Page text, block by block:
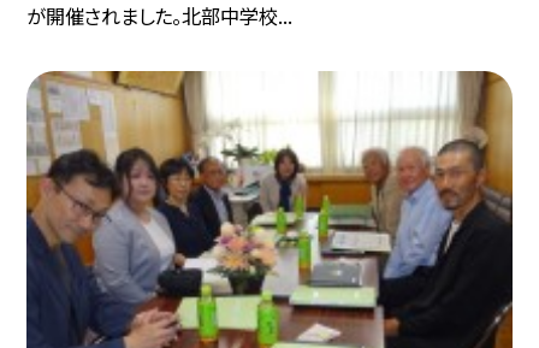
が開催されました。北部中学校...